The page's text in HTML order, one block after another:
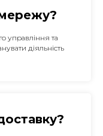
управління та
діяльність